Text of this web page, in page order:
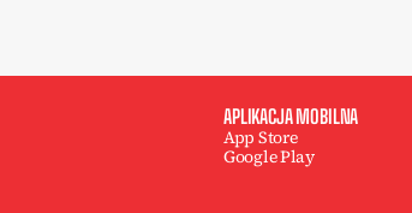
APLIKACJA MOBILNA
App Store
Google Play